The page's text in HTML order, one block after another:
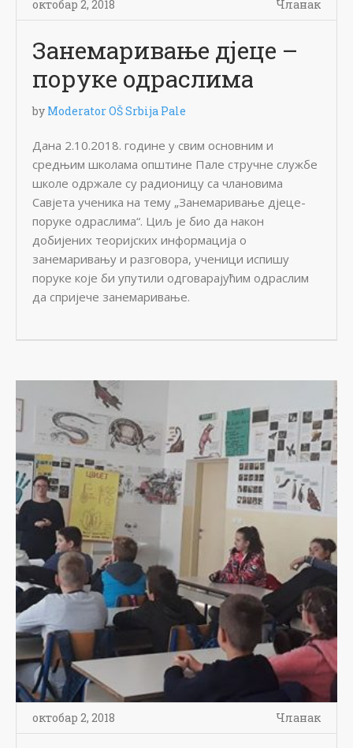
октобар 2, 2018 Чланак
Занемаривање дјеце –
поруке одраслима
by Moderator OŠ Srbija Pale
Дана 2.10.2018. године у свим основним и
средњим школама општине Пале стручне службе
школе одржале су радионицу са члановима
Савјета ученика на тему „Занемаривање дјеце-
поруке одраслима“. Циљ је био да након
добијених теоријских информација о
занемаривању и разговора, ученици испишу
поруке које би упутили одговарајућим одраслим
да спријече занемаривање.
октобар 2, 2018 Чланак